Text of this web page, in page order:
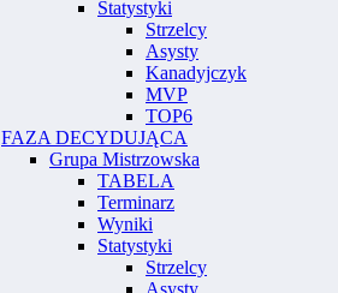
Statystyki
Strzelcy
Asysty
Kanadyjczyk
MVP
TOP6
FAZA DECYDUJĄCA
Grupa Mistrzowska
TABELA
Terminarz
Wyniki
Statystyki
Strzelcy
Asysty